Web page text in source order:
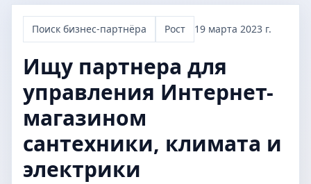
Поиск бизнес-партнёра Рост 19 марта 2023 г.
Ищу партнера для
управления Интернет-
магазином
сантехники, климата и
электрики